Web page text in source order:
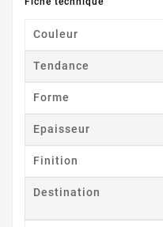
Couleur
Tendance
Forme
Epaisseur
Finition
Destination